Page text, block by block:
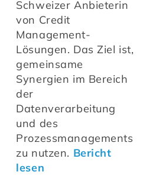
Schweizer Anbieterin
von Credit
Management-
Lösungen. Das Ziel ist,
gemeinsame
Synergien im Bereich
der
Datenverarbeitung
und des
Prozessmanagements
zu nutzen. Bericht
lesen